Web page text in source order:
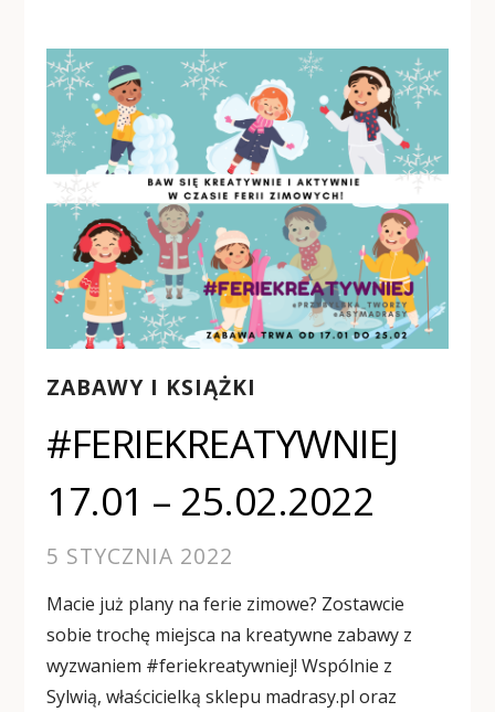
ZABAWY I KSIĄŻKI
#FERIEKREATYWNIEJ
17.01 – 25.02.2022
5 STYCZNIA 2022
Macie już plany na ferie zimowe? Zostawcie
sobie trochę miejsca na kreatywne zabawy z
wyzwaniem #feriekreatywniej! Wspólnie z
Sylwią, właścicielką sklepu madrasy.pl oraz